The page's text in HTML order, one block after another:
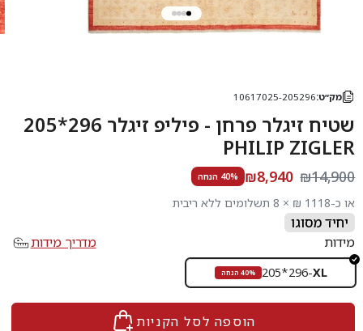
מק״ט:10617025-205296
שטיח זיגלר פרחן - פיליפ זיגלר 296*205
PHILIP ZIGLER
₪14,900
₪8,940 40% הנחה
או כ-1118 ₪ × 8 תשלומים ללא ריבית
יחיד מסוגו
מידות
מדריך מידות
XL
-
205*296 40% הנחה
הוספה לסל הקניות